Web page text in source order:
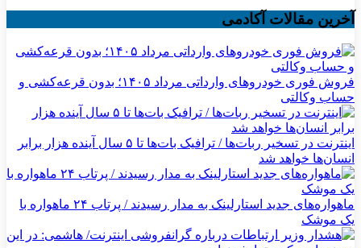
آخرین مقالات آکادمی
فروش فوری خودروهای وارداتی مرداد ۱۴۰۵؛ بدون قرعه‌کشی و
حساب وکالتی
اینترنت در تسخیر ربات‌ها / ترافیک بات‌ها تا ۵ سال آینده هزار برابر
انسان‌ها خواهد شد
ماهواره‌های جدید استارلینک به مدار رسیدند / پرتاب ۲۴ ماهواره با
یک موشک